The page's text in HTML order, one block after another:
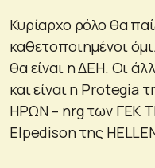
Κυρίαρχο ρόλο θα
καθετοποιημένοι
θα είναι η ΔΕΗ. Οι
και είναι η Protegia
ΗΡΩΝ – nrg των ΓΕΚ
Elpedison της